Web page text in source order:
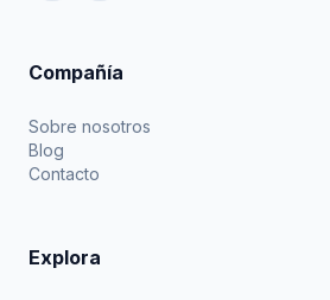
Compañía
Sobre nosotros
Blog
Contacto
Explora